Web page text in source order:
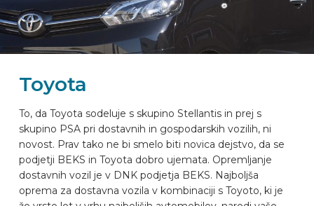
to
the
navigation
O NAS
SISTEMI
PO MERI
SEKTOR
Toyota
To, da Toyota sodeluje s skupino Stellantis in prej s
skupino PSA pri dostavnih in gospodarskih vozilih, ni
novost. Prav tako ne bi smelo biti novica dejstvo, da se
podjetji BEKS in Toyota dobro ujemata. Opremljanje
dostavnih vozil je v DNK podjetja BEKS. Najboljša
oprema za dostavna vozila v kombinaciji s Toyoto, ki je